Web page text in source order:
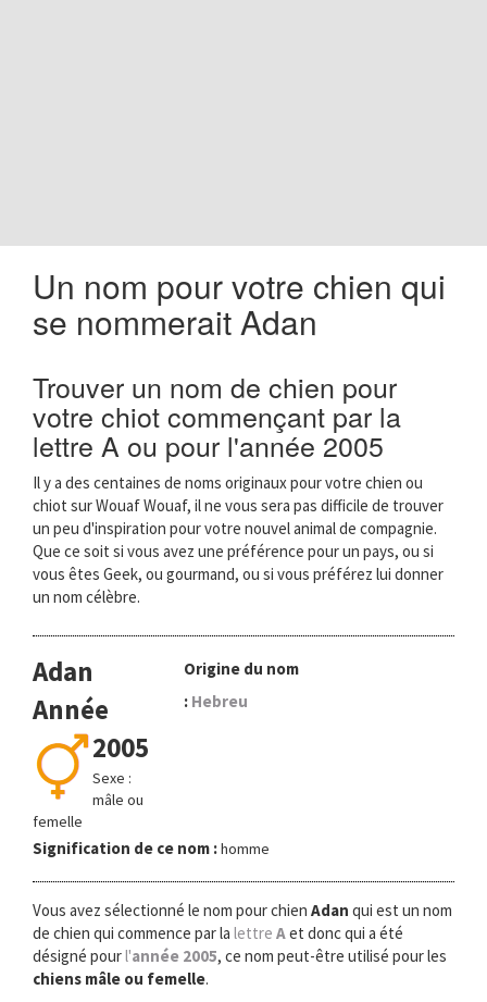
Un nom pour votre chien qui
se nommerait Adan
Trouver un nom de chien pour
votre chiot commençant par la
lettre A ou pour l'année 2005
Il y a des centaines de noms originaux pour votre chien ou
chiot sur Wouaf Wouaf, il ne vous sera pas difficile de trouver
un peu d'inspiration pour votre nouvel animal de compagnie.
Que ce soit si vous avez une préférence pour un pays, ou si
vous êtes Geek, ou gourmand, ou si vous préférez lui donner
un nom célèbre.
Adan
Année
2005
Sexe :
mâle ou
femelle
Origine du nom
: Hebreu
Signification de ce nom :homme
Vous avez sélectionné le nom pour chien Adan qui est un nom
de chien qui commence par la lettre Aet donc qui a été
désigné pourl'année 2005, ce nom peut-être utilisé pour les
chiens mâle ou femelle.